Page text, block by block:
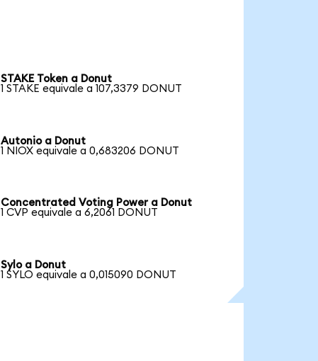
STAKE Token a Donut
1 STAKE equivale a 107,3379 DONUT
Autonio a Donut
1 NIOX equivale a 0,683206 DONUT
Concentrated Voting Power a Donut
1 CVP equivale a 6,2061 DONUT
Sylo a Donut
1 SYLO equivale a 0,015090 DONUT